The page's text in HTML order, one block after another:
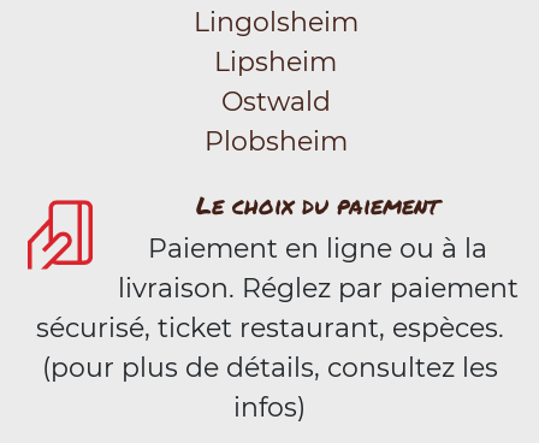
Lingolsheim
Lipsheim
Ostwald
Plobsheim
Le choix du paiement
Paiement en ligne ou à la
livraison. Réglez par paiement
sécurisé, ticket restaurant, espèces.
(pour plus de détails, consultez les
infos)